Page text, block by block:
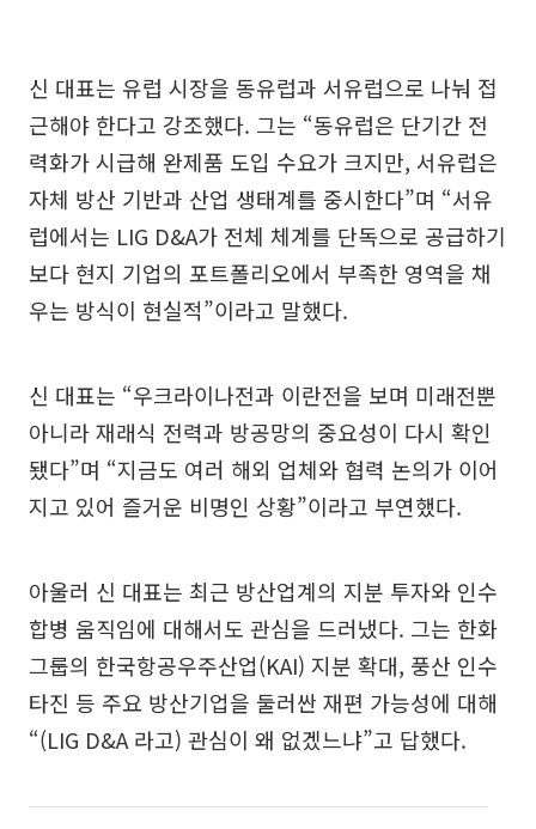
신 대표는 유럽 시장을 동유럽과 서유럽으로 나눠 접
근해야 한다고 강조했다. 그는 “동유럽은 단기간 전
력화가 시급해 완제품 도입 수요가 크지만, 서유럽은
자체 방산 기반과 산업 생태계를 중시한다”며 “서유
럽에서는 LIG D&A가 전체 체계를 단독으로 공급하기
보다 현지 기업의 포트폴리오에서 부족한 영역을 채
우는 방식이 현실적”이라고 말했다.
신 대표는 “우크라이나전과 이란전을 보며 미래전뿐
아니라 재래식 전력과 방공망의 중요성이 다시 확인
됐다”며 “지금도 여러 해외 업체와 협력 논의가 이어
지고 있어 즐거운 비명인 상황”이라고 부연했다.
아울러 신 대표는 최근 방산업계의 지분 투자와 인수
합병 움직임에 대해서도 관심을 드러냈다. 그는 한화
그룹의 한국항공우주산업(KAI) 지분 확대, 풍산 인수
타진 등 주요 방산기업을 둘러싼 재편 가능성에 대해
“(LIG D&A 라고) 관심이 왜 없겠느냐”고 답했다.